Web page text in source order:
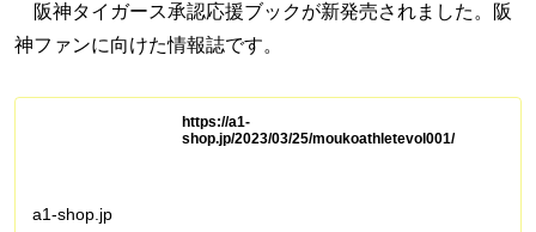
阪神タイガース承認応援ブックが新発売されました。阪
神ファンに向けた情報誌です。
https://a1-
shop.jp/2023/03/25/moukoathletevol001/
a1-shop.jp